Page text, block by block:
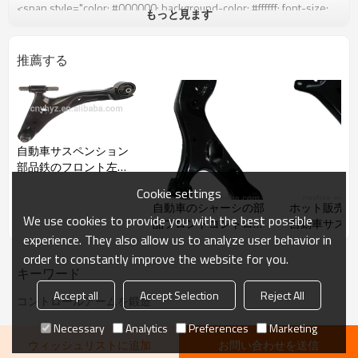
もっと見ます
推薦する
自動車サスペンション
部品鉄のフロント左
自動車のシャーシの部
品フロントコントロー
ルアームサスペンショ
ンシステム
ホット販売
自動車サス
部品48068-
キーワード
コントロールアームを鍛造
ウィッシュリストに追加 お問い合わせを送信
Cookie settings
We use cookies to provide you with the best possible
experience. They also allow us to analyze user behavior in
order to constantly improve the website for you.
Accept all Accept Selection
Reject All
Necessary
Analytics Preferences Marketing